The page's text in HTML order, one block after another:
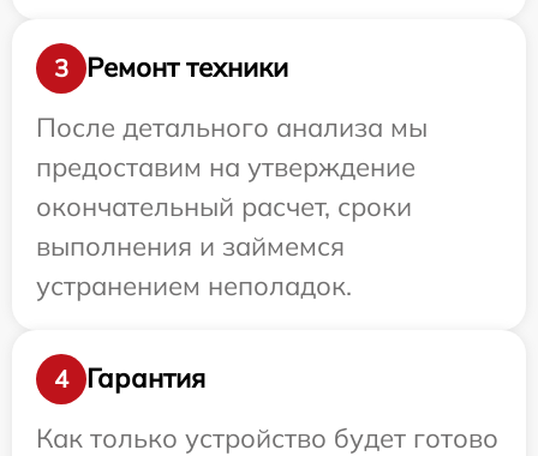
3
Ремонт техники
После детального анализа мы
предоставим на утверждение
окончательный расчет, сроки
выполнения и займемся
устранением неполадок.
4
Гарантия
Как только устройство будет готово